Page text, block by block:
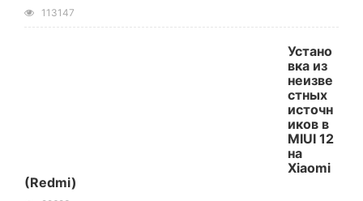
113147
Устано
вка из
неизве
стных
источн
иков в
MIUI 12
на
Xiaomi
(Redmi)